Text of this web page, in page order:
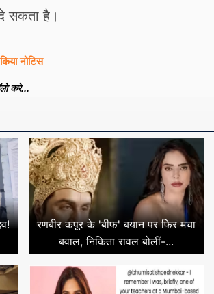
सकता है।
नोटिस
करे...
रणबीर कपूर के 'बीफ' बयान पर फिर मचा
बवाल, निकिता रावल बोलीं-...